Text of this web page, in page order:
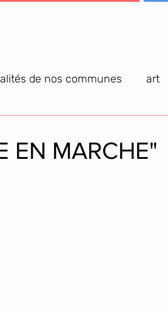
de nos communes art
EN MARCHE"